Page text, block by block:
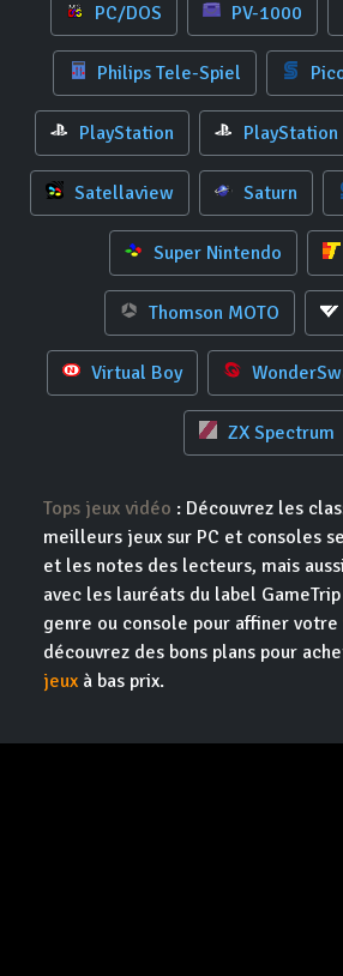
PC/DOS PV-1000
Philips Tele-Spiel
PlayStation PlayStation
Satellaview Saturn
Super Nintendo
Thomson MOTO
Virtual Boy
ZX Spectrum
Tops jeux vidéo : Découvrez les
meilleurs jeux sur PC et consoles
et les notes des lecteurs, mais
avec les lauréats du label
genre ou console pour affiner votre
découvrez des bons plans pour
jeux à bas prix.